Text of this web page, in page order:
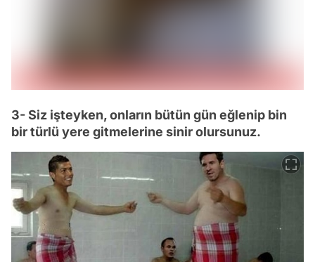
3- Siz işteyken, onların bütün gün eğlenip bin
bir türlü yere gitmelerine sinir olursunuz.